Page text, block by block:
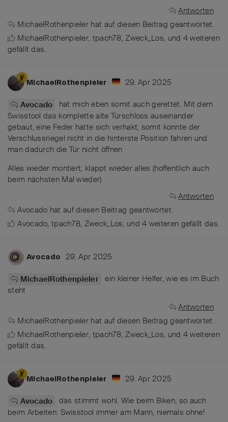
Antworten
MichaelRothenpieler hat auf diesen Beitrag geantwortet.
MichaelRothenpieler, tpach78,Zweck_Los, und 4 weiteren
gefällt das.
MichaelRothenpieler 29. Apr 2025
Avocado
hat mich eben somit auch gerettet. Mit dem
Swisstool das komplette alte Türschloss auseinander
gebaut, eine Feder hatte sich verhakt, somit konnte der
Verschlussriegel nicht in die hinterste Position fahren und
man dadurch die Tür nicht öffnen
Alles wieder montiert, klappt wieder alles (hoffentlich auch
beim nächsten Mal wieder)
Antworten
Avocado hat auf diesen Beitrag geantwortet.
Avocado,tpach78, Zweck_Los, und4 weiteren gefällt das.
Avocado 29. Apr 2025
MichaelRothenpieler ein kleiner Helfer, wie es im Buch
steht
Antworten
MichaelRothenpieler hat auf diesen Beitrag geantwortet.
MichaelRothenpieler, tpach78,Zweck_Los, und 4 weiteren
gefällt das.
MichaelRothenpieler 29. Apr 2025
Avocado
das stimmt wohl. Wie beim Biken, so auch
beim Arbeiten: Swisstool immer am Mann, niemals ohne!